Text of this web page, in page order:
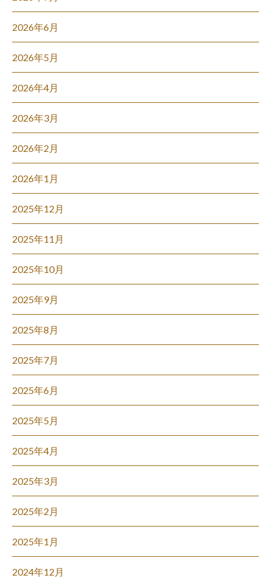
2026年6月
2026年5月
2026年4月
2026年3月
2026年2月
2026年1月
2025年12月
2025年11月
2025年10月
2025年9月
2025年8月
2025年7月
2025年6月
2025年5月
2025年4月
2025年3月
2025年2月
2025年1月
2024年12月